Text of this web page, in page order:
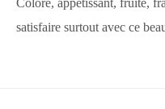
Coloré, appétissant, fruité,
satisfaire surtout avec ce